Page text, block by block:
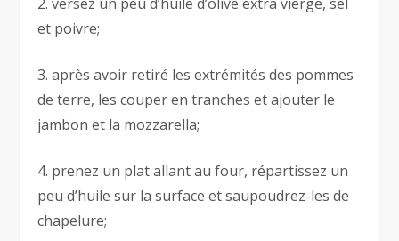
et poivre;
3. après avoir retiré les extrémités des pommes
de terre, les couper en tranches et ajouter le
jambon et la mozzarella;
4. prenez un plat allant au four, répartissez un
peu d’huile sur la surface et saupoudrez-les de
chapelure;